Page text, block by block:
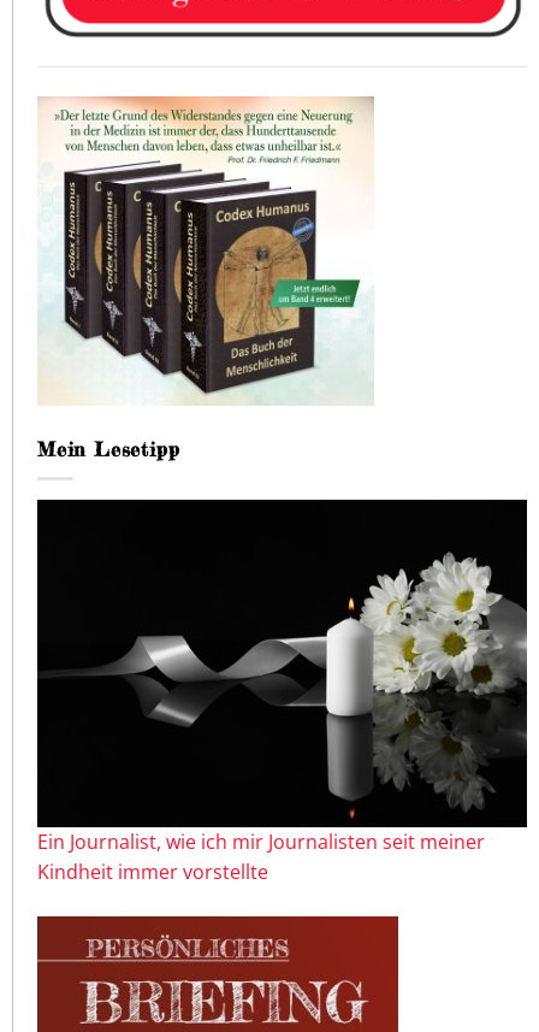
Mein Lesetipp
Ein Journalist, wie ich mir Journalisten seit meiner
Kindheit immer vorstellte